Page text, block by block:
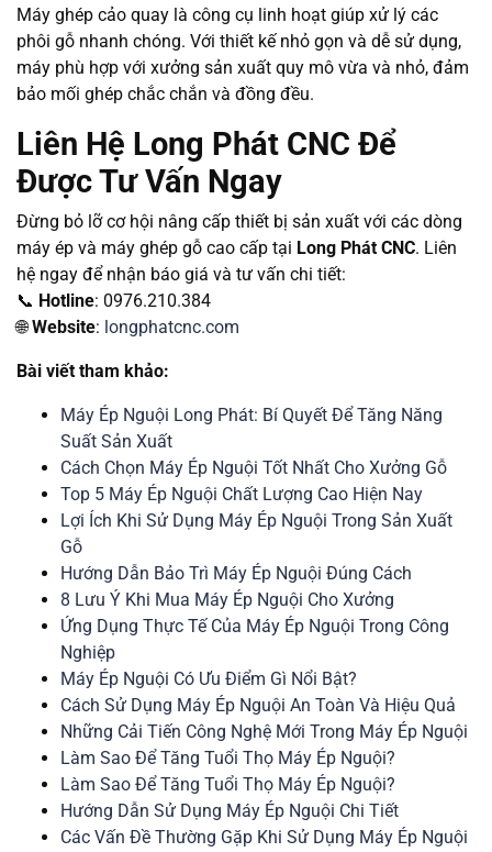
Máy ghép cảo quay là công cụ linh hoạt giúp xử lý các
phôi gỗ nhanh chóng. Với thiết kế nhỏ gọn và dễ sử dụng,
máy phù hợp với xưởng sản xuất quy mô vừa và nhỏ, đảm
bảo mối ghép chắc chắn và đồng đều.
Liên Hệ Long Phát CNC Để
Được Tư Vấn Ngay
Đừng bỏ lỡ cơ hội nâng cấp thiết bị sản xuất với các dòng
máy ép và máy ghép gỗ cao cấp tại Long Phát CNC. Liên
hệ ngay để nhận báo giá và tư vấn chi tiết:
📞 Hotline: 0976.210.384
🌐Website: longphatcnc.com
Bài viết tham khảo:
Máy Ép Nguội Long Phát: Bí Quyết Để Tăng Năng
Suất Sản Xuất
Cách Chọn Máy Ép Nguội Tốt Nhất Cho Xưởng Gỗ
Top 5 Máy Ép Nguội Chất Lượng Cao Hiện Nay
Lợi Ích Khi Sử Dụng Máy Ép Nguội Trong Sản Xuất
Gỗ
Hướng Dẫn Bảo Trì Máy Ép Nguội Đúng Cách
8 Lưu Ý Khi Mua Máy Ép Nguội Cho Xưởng
Ứng Dụng Thực Tế Của Máy Ép Nguội Trong Công
Nghiệp
Máy Ép Nguội Có Ưu Điểm Gì Nổi Bật?
Cách Sử Dụng Máy Ép Nguội An Toàn Và Hiệu Quả
Những Cải Tiến Công Nghệ Mới Trong Máy Ép Nguội
Làm Sao Để Tăng Tuổi Thọ Máy Ép Nguội?
Làm Sao Để Tăng Tuổi Thọ Máy Ép Nguội?
Hướng Dẫn Sử Dụng Máy Ép Nguội Chi Tiết
Các Vấn Đề Thường Gặp Khi Sử Dụng Máy Ép Nguội